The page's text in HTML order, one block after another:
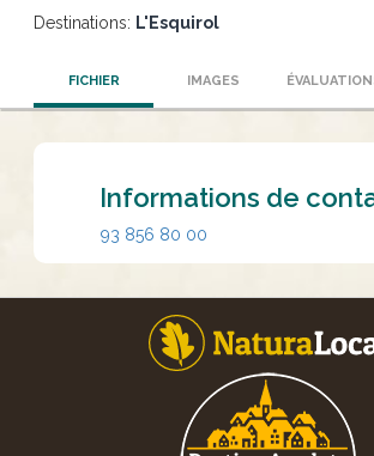
Destinations: L'Esquirol
FICHIER IMAGES
Informations de
93 856 80 00